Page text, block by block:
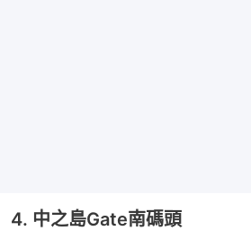
4. 中之島Gate南碼頭